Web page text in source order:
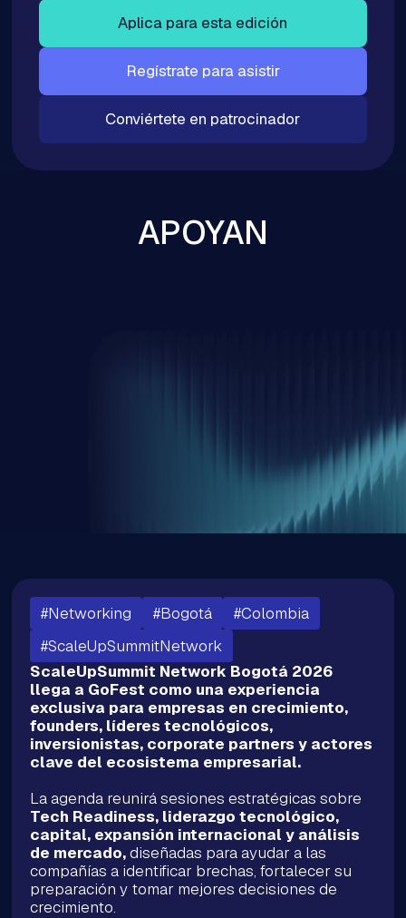
Aplica para esta edición
Regístrate para asistir
Conviértete en patrocinador
APOYAN
#Networking #Bogotá
#Colombia
#ScaleUpSummitNetwork
ScaleUpSummit Network Bogotá 2026
llega a GoFest como una experiencia
exclusiva para empresas en crecimiento,
founders, líderes tecnológicos,
inversionistas, corporate partners y actores
clave del ecosistema empresarial.
La agenda reunirá sesiones estratégicas sobre
Tech Readiness, liderazgo tecnológico,
capital, expansión internacional y análisis
de mercado,diseñadas para ayudar a las
compañías a identificar brechas, fortalecer su
preparación y tomar mejores decisiones de
crecimiento.